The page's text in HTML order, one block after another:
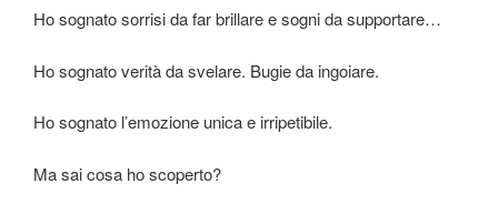
Ho sognato sorrisi da far brillare e sogni da supportare…
Ho sognato verità da svelare. Bugie da ingoiare.
Ho sognato l’emozione unica e irripetibile.
Ma sai cosa ho scoperto?